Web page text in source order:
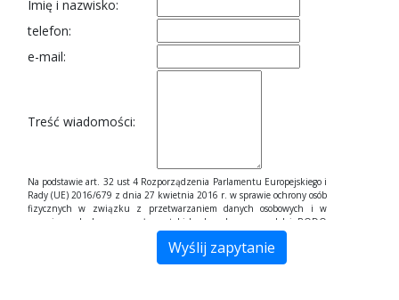
Imię i nazwisko:
telefon:
e-mail:
Treść wiadomości:
Na podstawie art. 32 ust 4 Rozporządzenia Parlamentu Europejskiego i
Rady (UE) 2016/679 z dnia 27 kwietnia 2016 r. w sprawie ochrony osób
fizycznych w związku z przetwarzaniem danych osobowych i w
sprawie swobodnego przepływu takich danych, zwane dalej RODO
Państwa dane przetwarzane są tylko do celów kontaktowych i nie będą
udostępniane innym podmiotom niż upoważnionym na podstawie
przepisów prawa. Dane będą przetwarzane tylko i wyłącznie do